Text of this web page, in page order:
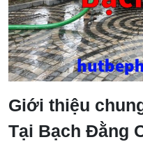
Giới thiệu
Tại Bạch Đằng